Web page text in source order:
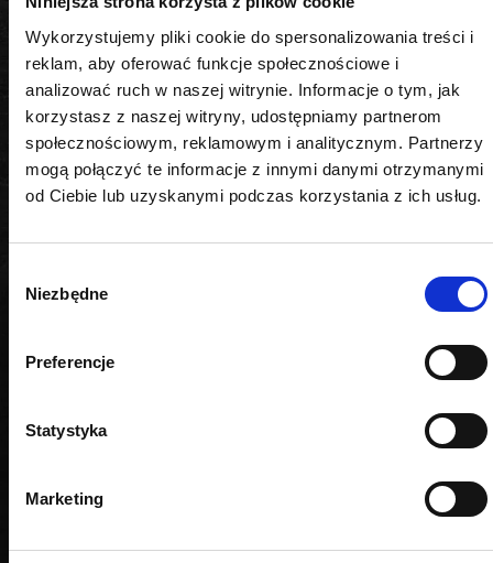
Wykorzystujemy pliki cookie do spersonalizowania treści i
reklam, aby oferować funkcje społecznościowe i
analizować ruch w naszej witrynie. Informacje o tym, jak
korzystasz z naszej witryny, udostępniamy partnerom
społecznościowym, reklamowym i analitycznym. Partnerzy
mogą połączyć te informacje z innymi danymi otrzymanymi
od Ciebie lub uzyskanymi podczas korzystania z ich usług.
zgody
Niezbędne
Preferencje
Statystyka
Marketing
CrV-TIN
PODOBNE PRODUKTY